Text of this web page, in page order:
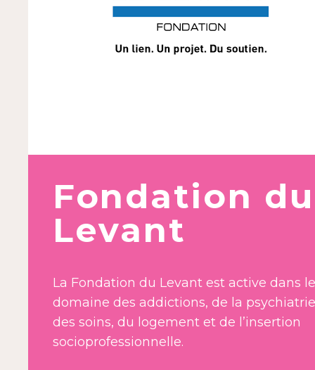
Fondation du
Levant
La Fondation du Levant est active dans le
domaine des addictions, de la
des soins, du logement et de l’insertion
socioprofessionnelle.